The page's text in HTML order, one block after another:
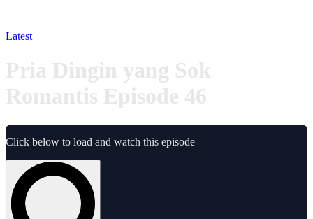
Latest
Pria Dingin yang Sok
Romantis Episode 46
Click below to load and watch this episode